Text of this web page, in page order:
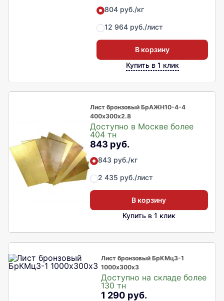
804 руб./кг
12 964 руб./лист
В корзину
Купить в 1 клик
Лист бронзовый БрАЖН10-4-4
400х300х2.8
Доступно в Москве более
404 тн
843 руб.
843 руб./кг
2 435 руб./лист
В корзину
Купить в 1 клик
Лист бронзовый БрКМц3-1
1000х300х3
Доступно на складе более
130 тн
1 290 руб.